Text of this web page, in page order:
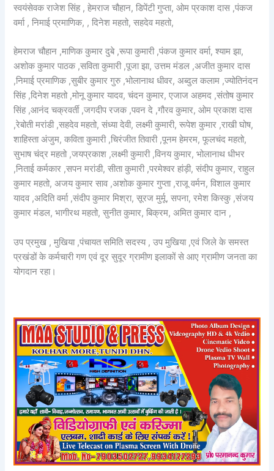
स्वयंसेवक राजेश सिंह , हेमराज चौहान, डिपेंटी गुप्ता, ओम प्रकाश दास ,पंकज
वर्मा , निमाई प्रमाणिक, , दिनेश महतो, सहदेव महतो,
हेमराज चौहान ,माणिक कुमार दुबे ,रूपा कुमारी ,पंकज कुमार वर्मा, श्याम झा,
अशोक कुमार पाठक ,सविता कुमारी ,पूजा झा, उत्तम मंडल ,अजीत कुमार दास
,निमाई प्रमाणिक ,सुबीर कुमार गुरु ,भोलानाथ धीवर, अब्दुल कलाम ,ज्योतिनंदन
सिंह ,दिनेश महतो ,मोनू कुमार यादव, चंदन कुमार, एजाज अहमद ,संतोष कुमार
सिंह ,आनंद चक्रवर्ती ,जगदीप रजक ,पवन दे ,गौरव कुमार, ओम प्रकाश दास
,रेबोती मरांडी ,सहदेव महतो, संध्या देवी, लक्ष्मी कुमारी, रूपेश कुमार ,राखी घोष,
शाहिस्ता अंजुम, कविता कुमारी ,चिरंजीत तिवारी ,पूनम हेमरम, फूलचंद महतो,
सुभाष चंद्र महतो ,जयप्रकाश ,लक्ष्मी कुमारी ,विनय कुमार, भोलानाथ धीभर
,निताई कर्मकार ,सपन मरांडी, सीता कुमारी ,परमेश्वर हांड़ी, संदीप कुमार, राहुल
कुमार महतो, अजय कुमार साव ,अशोक कुमार गुप्ता ,राजू वर्मन, विशाल कुमार
यादव ,अदिति वर्मा ,संदीप कुमार मिश्रा, सूरज मुर्मू, सपना, रमेश किस्कु ,संजय
कुमार मंडल, भागीरथ महतो, सुनीत कुमार, बिक्रम, अमित कुमार दान ,
उप प्रमुख , मुखिया ,पंचायत समिति सदस्य , उप मुखिया ,एवं जिले के समस्त
प्रखंडों के कर्मचारी गण एवं दूर सुदूर ग्रामीण इलाकों से आए ग्रामीण जनता का
योगदान रहा।